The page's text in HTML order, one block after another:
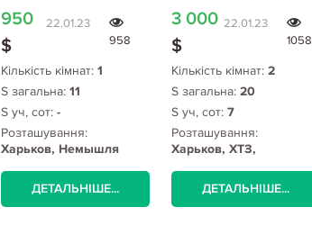
950
$
22.01.23
958
Кількість кімнат:1
S загальна:11
S уч, сот:-
Розташування:
Харьков, Немышля
ДЕТАЛЬНІШЕ...
Код: 796356/1
3 000
$
22.01.23
1058
Кількість кімнат: 2
S загальна: 20
S уч, сот: 7
Розташування:
Харьков, ХТЗ,
(Индустриальная)
ДЕТАЛЬНІШЕ...